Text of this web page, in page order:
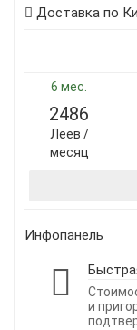
Доставка по
6 мес.
2486
Леев /
месяц
Инфопанель
и